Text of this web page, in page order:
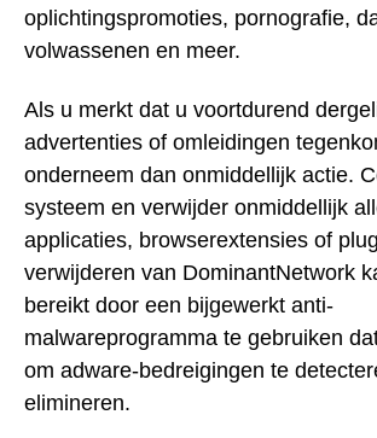
oplichtingspromoties, pornografie,
volwassenen en meer.
Als u merkt dat u voortdurend
advertenties of omleidingen
onderneem dan onmiddellijk actie.
systeem en verwijder onmiddellijk
applicaties, browserextensies of
verwijderen van DominantNetwork
bereikt door een bijgewerkt anti-
malwareprogramma te gebruiken
om adware-bedreigingen te
elimineren.